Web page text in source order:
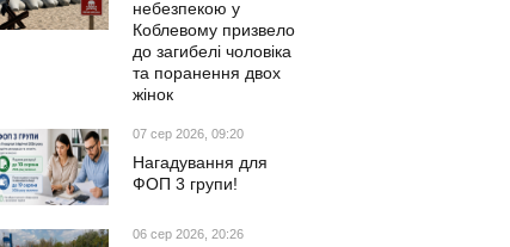
небезпекою у
Коблевому призвело
до загибелі чоловіка
та поранення двох
жінок
07 сер 2026, 09:20
Нагадування для
ФОП 3 групи!
06 сер 2026, 20:26